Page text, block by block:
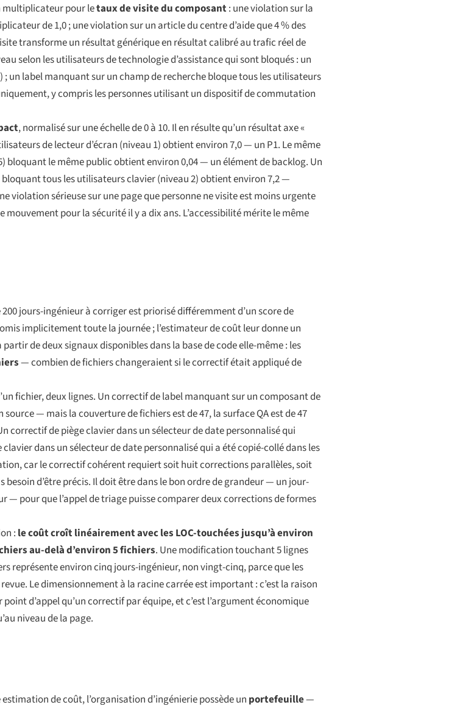
multiplicateur pour letaux de visite du composant: une violation sur la
de 1,0 ; une violation sur un article du centre d’aide que 4 % des
transforme un résultat générique en résultat calibré au trafic réel de
selon les utilisateurs de technologie d’assistance qui sont bloqués : un
label manquant sur un champ de recherche bloque tous les utilisateurs
y compris les personnes utilisant un dispositif de commutation
, normalisé sur une échelle de 0 à 10. Il en résulte qu’un résultat axe «
de lecteur d’écran (niveau 1) obtient environ 7,0 — un P1. Le même
bloquant le même public obtient environ 0,04 — un élément de backlog. Un
bloquant tous les utilisateurs clavier (niveau 2) obtient environ 7,2 —
violation sérieuse sur une page que personne ne visite est moins urgente
pour la sécurité il y a dix ans. L’accessibilité mérite le même
jours-ingénieur à corriger est priorisé différemment d’un score de
implicitement toute la journée ; l’estimateur de coût leur donne un
de deux signaux disponibles dans la base de code elle-même : les
— combien de fichiers changeraient si le correctif était appliqué de
fichier, deux lignes. Un correctif de label manquant sur un composant de
— mais la couverture de fichiers est de 47, la surface QA est de 47
correctif de piège clavier dans un sélecteur de date personnalisé qui
dans un sélecteur de date personnalisé qui a été copié-collé dans les
car le correctif cohérent requiert soit huit corrections parallèles, soit
d’être précis. Il doit être dans le bon ordre de grandeur — un jour-
pour que l’appel de triage puisse comparer deux corrections de formes
: le coût croît linéairement avec les LOC-touchées jusqu’à environ
au-delà d’environ 5 fichiers. Une modification touchant 5 lignes
représente environ cinq jours-ingénieur, non vingt-cinq, parce que les
Le dimensionnement à la racine carrée est important : c’est la raison
d’appel qu’un correctif par équipe, et c’est l’argument économique
niveau de la page.
de coût, l’organisation d’ingénierie possède un portefeuille—